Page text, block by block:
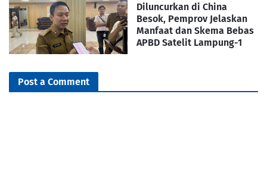
Diluncurkan di China
Besok, Pemprov Jelaskan
Manfaat dan Skema Bebas
APBD Satelit Lampung-1
Post a Comment